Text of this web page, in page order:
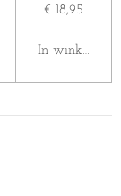
€ 18,95
In